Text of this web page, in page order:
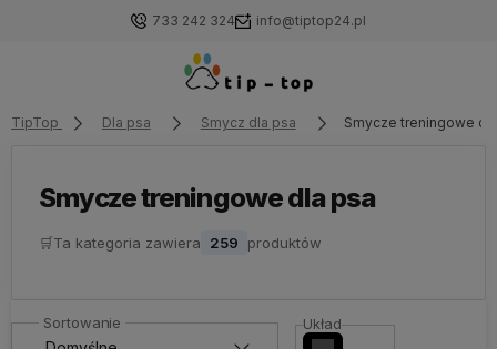
733 242 324 info@tiptop24.pl
TipTop Dla psa Smycz dla psa Smycze treningowe
Smycze treningowe dla psa
🛒Ta kategoria zawiera 259 produktów
Układ